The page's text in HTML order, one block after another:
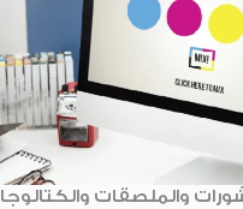
والملصقات